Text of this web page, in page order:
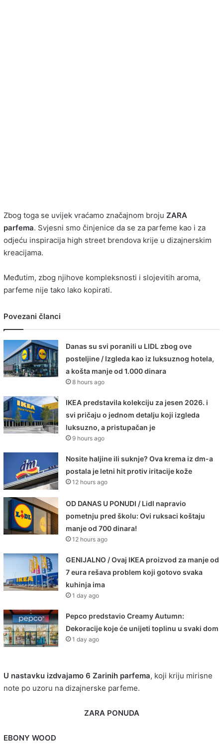
Zbog toga se uvijek vraćamo značajnom broju ZARA
parfema. Svjesni smo činjenice da se za parfeme kao i za
odjeću inspiracija high street brendova krije u dizajnerskim
kreacijama.
Međutim, zbog njihove kompleksnosti i slojevitih aroma,
parfeme nije tako lako kopirati.
Povezani članci
Danas su svi poranili u LIDL zbog ove
posteljine / Izgleda kao iz luksuznog hotela,
a košta manje od 1.000 dinara
8 hours ago
IKEA predstavila kolekciju za jesen 2026. i
svi pričaju o jednom detalju koji izgleda
luksuzno, a pristupačan je
9 hours ago
Nosite haljine ili suknje? Ova krema iz dm-a
postala je letni hit protiv iritacije kože
12 hours ago
OD DANAS U PONUDI / Lidl napravio
pometnju pred školu: Ovi ruksaci koštaju
manje od 700 dinara!
12 hours ago
GENIJALNO / Ovaj IKEA proizvod za manje od
7 eura rešava problem koji gotovo svaka
kuhinja ima
1 day ago
Pepco predstavio Creamy Autumn:
Dekoracije koje će unijeti toplinu u svaki dom
1 day ago
U nastavku izdvajamo 6 Zarinih parfema, koji kriju mirisne
note po uzoru na dizajnerske parfeme.
ZARA PONUDA
EBONY WOOD